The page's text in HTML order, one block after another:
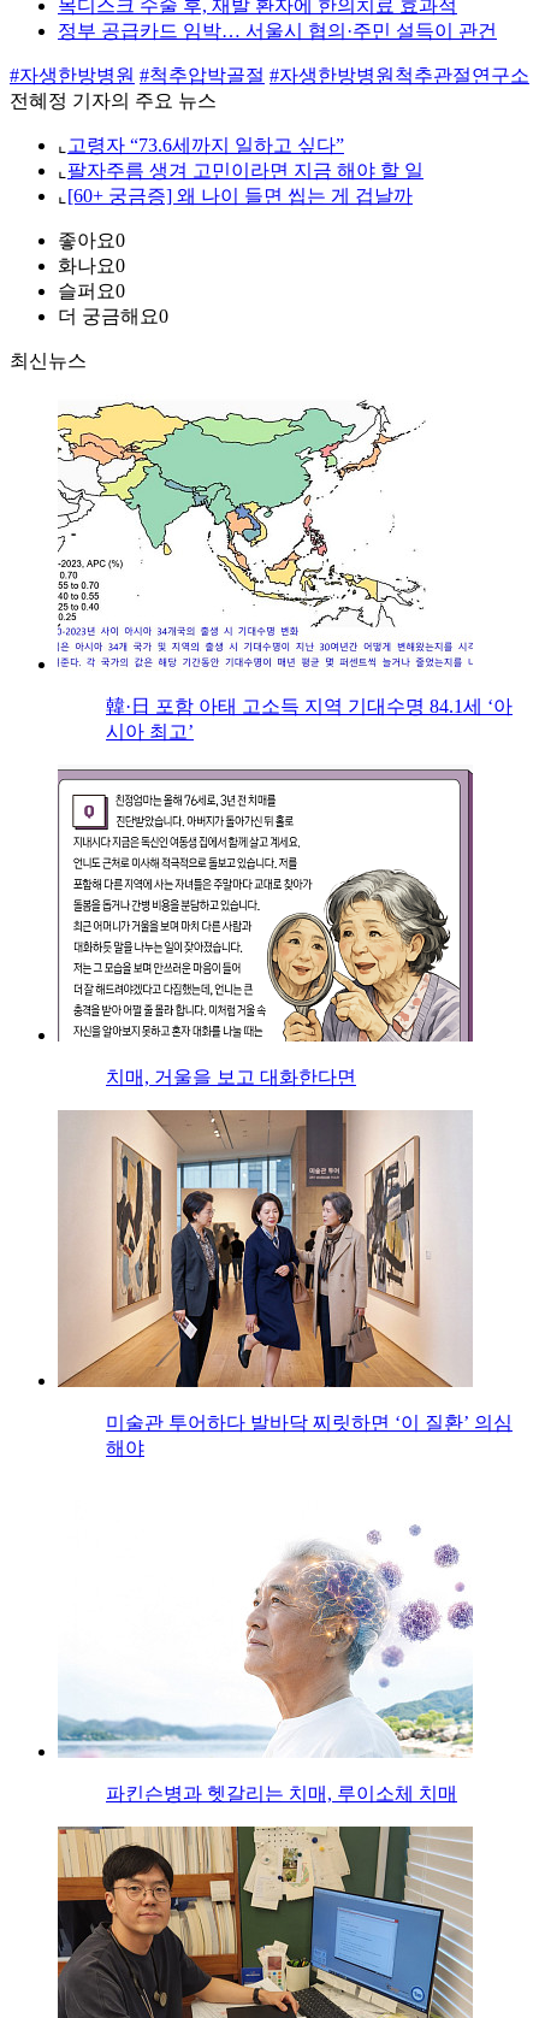
목디스크 수술 후, 재발 환자에 한의치료 효과적
정부 공급카드 임박… 서울시 협의·주민 설득이 관건
#자생한방병원 #척추압박골절 #자생한방병원척추관절연구소
전혜정 기자의 주요 뉴스
⌞ 고령자 “73.6세까지 일하고 싶다”
⌞ 팔자주름 생겨 고민이라면 지금 해야 할 일
⌞ [60+ 궁금증] 왜 나이 들면 씹는 게 겁날까
좋아요0
화나요0
슬퍼요0
더 궁금해요0
최신뉴스
韓·日 포함 아태 고소득 지역 기대수명 84.1세 ‘아
시아 최고’
치매, 거울을 보고 대화한다면
미술관 투어하다 발바닥 찌릿하면 ‘이 질환’ 의심
해야
파킨슨병과 헷갈리는 치매, 루이소체 치매